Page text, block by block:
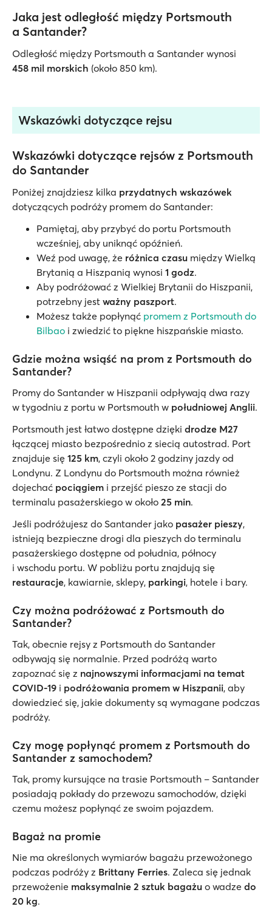
Jaka jest odległość między Portsmouth
a Santander?
Odległość między Portsmouth a Santander wynosi
458 mil morskich (około 850 km).
Wskazówki dotyczące rejsu
Wskazówki dotyczące rejsów z Portsmouth
do Santander
Poniżej znajdziesz kilka przydatnych wskazówek
dotyczących podróży promem do Santander:
Pamiętaj, aby przybyć do portu Portsmouth
wcześniej, aby uniknąć opóźnień.
Weź pod uwagę, że różnica czasu między Wielką
Brytanią a Hiszpanią wynosi 1 godz.
Aby podróżować z Wielkiej Brytanii do Hiszpanii,
potrzebny jest ważny paszport.
Możesz także popłynąć promem z Portsmouth do
Bilbao i zwiedzić to piękne hiszpańskie miasto.
Gdzie można wsiąść na prom z Portsmouth do
Santander?
Promy do Santander w Hiszpanii odpływają dwa razy
w tygodniu z portu w Portsmouth w południowej Anglii.
Portsmouth jest łatwo dostępne dzięki drodze M27
łączącej miasto bezpośrednio z siecią autostrad. Port
znajduje się 125 km, czyli około 2 godziny jazdy od
Londynu. Z Londynu do Portsmouth można również
dojechać pociągiem i przejść pieszo ze stacji do
terminalu pasażerskiego w około 25 min.
Jeśli podróżujesz do Santander jako pasażer pieszy,
istnieją bezpieczne drogi dla pieszych do terminalu
pasażerskiego dostępne od południa, północy
i wschodu portu. W pobliżu portu znajdują się
restauracje, kawiarnie, sklepy, parkingi, hotele i bary.
Czy można podróżować z Portsmouth do
Santander?
Tak, obecnie rejsy z Portsmouth do Santander
odbywają się normalnie. Przed podróżą warto
zapoznać się z najnowszymi informacjami na temat
COVID-19 i podróżowania promem w Hiszpanii, aby
dowiedzieć się, jakie dokumenty są wymagane podczas
podróży.
Czy mogę popłynąć promem z Portsmouth do
Santander z samochodem?
Tak, promy kursujące na trasie Portsmouth – Santander
posiadają pokłady do przewozu samochodów, dzięki
czemu możesz popłynąć ze swoim pojazdem.
Bagaż na promie
Nie ma określonych wymiarów bagażu przewożonego
podczas podróży z Brittany Ferries. Zaleca się jednak
przewożenie maksymalnie 2 sztuk bagażu o wadze do
20 kg.